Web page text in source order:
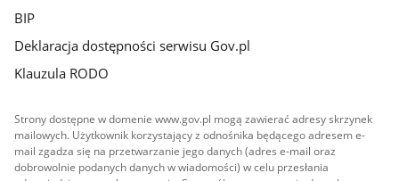
BIP
Deklaracja dostępności serwisu Gov.pl
Klauzula RODO
Strony dostępne w domenie www.gov.pl mogą zawierać adresy skrzynek
mailowych. Użytkownik korzystający z odnośnika będącego adresem e-
mail zgadza się na przetwarzanie jego danych (adres e-mail oraz
dobrowolnie podanych danych w wiadomości) w celu przesłania